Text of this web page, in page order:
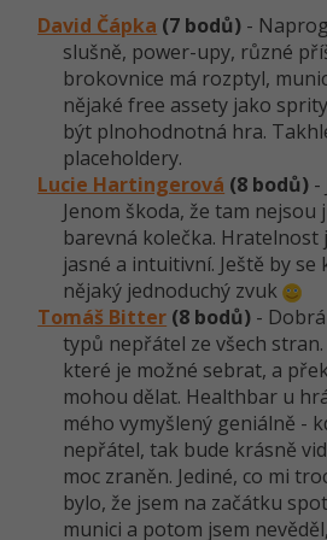
Marketing -30%
WordPress
SEO -30%
UX
Business
Kryptoměny -25%
Copywriting -30%
MS Office -80%
Google Dokumenty
Time management
Adobe Illustrator -80%
Adobe Lightroom -30%
Adobe XD -15%
Adobe InDesign -25%
Adobe After Effects
Blender -80%
Inkscape
Fotografování -80%
Video
Kariéra
Pro firmy
David Čápka (7 bodů) -
slušně, power-upy, různé
brokovnice má rozptyl,
nějaké free assety jako
být plnohodnotná hra.
placeholdery.
Lucie Hartingerová (8 bodů) -
Jenom škoda, že tam nejsou
barevná kolečka. Hratelnost
jasné a intuitivní. Ještě by
nějaký jednoduchý zvuk
Tomáš Bitter (8 bodů) -
typů nepřátel ze všech
které je možné sebrat, a
mohou dělat. Healthbar u
mého vymyšlený geniálně -
nepřátel, tak bude krásně
moc zraněn. Jediné, co mi
bylo, že jsem na začátku
munici a potom jsem